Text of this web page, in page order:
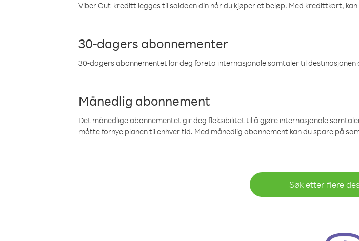
Viber Out-kreditt legges til saldoen din når du kjøper et beløp. Med kredittkort,
30-dagers abonnementer
30-dagers abonnementet lar deg foreta internasjonale samtaler til destinasjonen
Månedlig abonnement
Det månedlige abonnementet gir deg fleksibilitet til å gjøre internasjonale
måtte fornye planen til enhver tid. Med månedlig abonnement kan du spare på
Søk etter flere